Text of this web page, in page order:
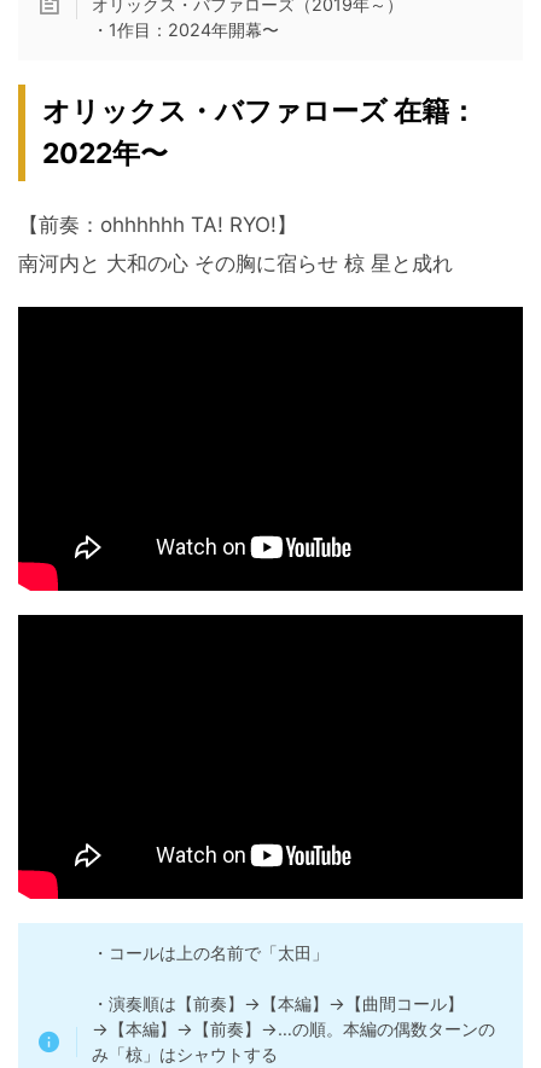
オリックス・バファローズ（2019年～）
・1作目：2024年開幕〜
オリックス・バファローズ 在籍：
2022年〜
【前奏：ohhhhhh TA! RYO!】
南河内と 大和の心 その胸に宿らせ 椋 星と成れ
・コールは上の名前で「太田」
・演奏順は【前奏】→【本編】→【曲間コール】
→【本編】→【前奏】→…の順。本編の偶数ターンの
み「椋」はシャウトする